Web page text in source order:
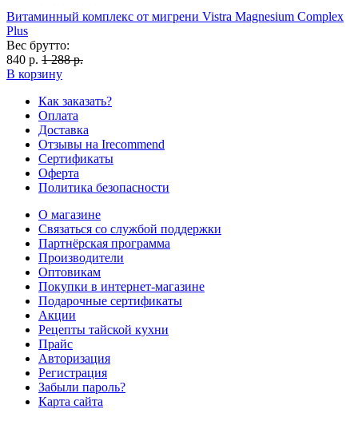
Витаминный комплекс от мигрени Vistra Magnesium Complex
Plus
Вес брутто:
840 р. 1 288 р.
В корзину
Как заказать?
Оплата
Доставка
Отзывы на Irecommend
Сертификаты
Оферта
Политика безопасности
О магазине
Связаться со службой поддержки
Партнёрская программа
Производители
Оптовикам
Покупки в интернет-магазине
Подарочные сертификаты
Акции
Рецепты тайской кухни
Прайс
Авторизация
Регистрация
Забыли пароль?
Карта сайта